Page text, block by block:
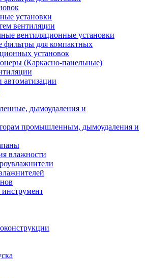
установки
вентиляции
вентиляционные установки
фильтры для компактных
установок
(Каркасно-панельные)
дымоудаления и
промышленным, дымоудаления и
влажности